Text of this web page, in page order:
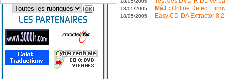
LES PARTENAIRES
18/05/2005
18/05/2005 MàJ : Online Detect :
18/05/2005 Easy CD-DA Extractor 8.2